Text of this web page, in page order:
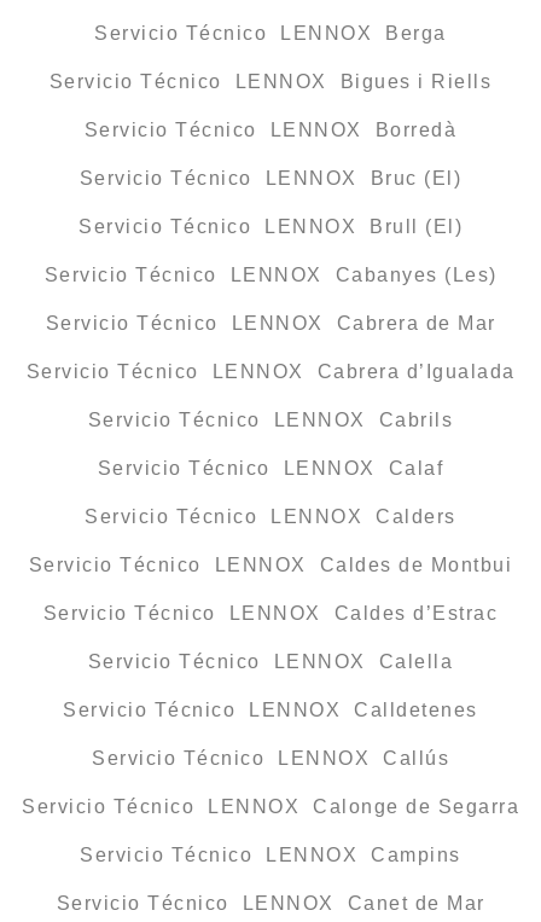
Servicio Técnico LENNOX Berga
Servicio Técnico LENNOX Bigues i Riells
Servicio Técnico LENNOX Borredà
Servicio Técnico LENNOX Bruc (El)
Servicio Técnico LENNOX Brull (El)
Servicio Técnico LENNOX Cabanyes (Les)
Servicio Técnico LENNOX Cabrera de Mar
Servicio Técnico LENNOX Cabrera d’Igualada
Servicio Técnico LENNOX Cabrils
Servicio Técnico LENNOX Calaf
Servicio Técnico LENNOX Calders
Servicio Técnico LENNOX Caldes de Montbui
Servicio Técnico LENNOX Caldes d’Estrac
Servicio Técnico LENNOX Calella
Servicio Técnico LENNOX Calldetenes
Servicio Técnico LENNOX Callús
Servicio Técnico LENNOX Calonge de Segarra
Servicio Técnico LENNOX Campins
Servicio Técnico LENNOX Canet de Mar